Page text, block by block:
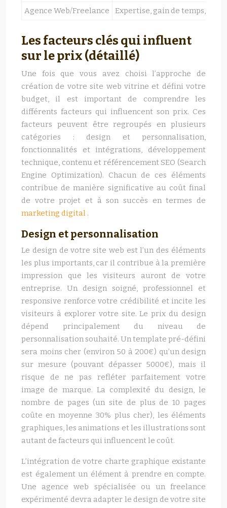
Agence Web/Freelance
Expertise, gain de temps,
Les facteurs clés qui influent
sur le prix (détaillé)
Une fois que vous avez choisi l’approche de
création de votre site web vitrine et défini votre
budget, il est important de comprendre les
différents facteurs qui influencent son prix. Ces
facteurs peuvent être regroupés en plusieurs
catégories : design et personnalisation,
fonctionnalités et intégrations, développement
technique, contenu et référencement SEO (Search
Engine Optimization). Chacun de ces éléments
contribue de manière significative au coût final
de votre projet et à son succès en termes de
marketing digital .
Design et personnalisation
Le design de votre site web est l’un des éléments
les plus importants, car il contribue à la première
impression que les visiteurs auront de votre
entreprise. Un design soigné, professionnel et
responsive renforce votre crédibilité et incite les
visiteurs à explorer votre site. Le prix du design
dépend principalement du niveau de
personnalisation souhaité. Un template pré-défini
sera moins cher (environ 50 à 200€) qu’un design
sur mesure (pouvant dépasser 5000€), mais il
risque de ne pas refléter parfaitement votre
image de marque. La complexité du design, le
nombre de pages (un site de plus de 10 pages
coûte en moyenne 30% plus cher), les éléments
graphiques, les animations et les illustrations sont
autant de facteurs qui influencent le coût.
L’intégration de votre charte graphique existante
est également un élément à prendre en compte.
Une agence web spécialisée ou un freelance
expérimenté devra adapter le design de votre site